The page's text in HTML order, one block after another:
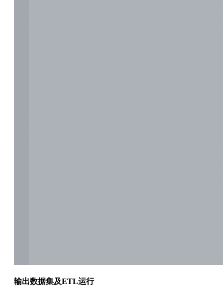
输出数据集及ETL运行